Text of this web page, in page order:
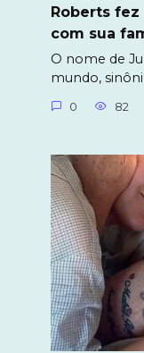
Roberts fez
com sua
O nome de
mundo,
0 82